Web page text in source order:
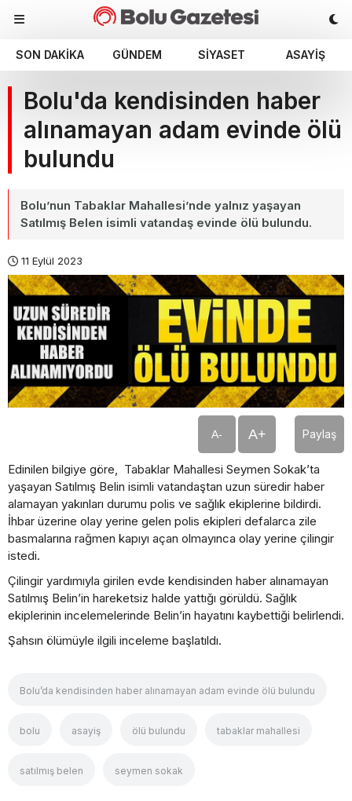
SON DAKIKA GÜNDEM SIYASET ASAYIŞ
Bolu'da kendisinden haber
alınamayan adam evinde ölü
bulundu
Bolu’nun Tabaklar Mahallesi’nde yalnız yaşayan
Satılmış Belen isimli vatandaş evinde ölü bulundu.
11 Eylül 2023
A- A+ Paylaş
Edinilen bilgiye göre, Tabaklar Mahallesi Seymen Sokak’ta
yaşayan Satılmış Belin isimli vatandaştan uzun süredir haber
alamayan yakınları durumu polis ve sağlık ekiplerine bildirdi.
İhbar üzerine olay yerine gelen polis ekipleri defalarca zile
basmalarına rağmen kapıyı açan olmayınca olay yerine çilingir
istedi.
Çilingir yardımıyla girilen evde kendisinden haber alınamayan
Satılmış Belin’in hareketsiz halde yattığı görüldü. Sağlık
ekiplerinin incelemelerinde Belin’in hayatını kaybettiği belirlendi.
Şahsın ölümüyle ilgili inceleme başlatıldı.
Bolu’da kendisinden haber alınamayan adam evinde ölü bulundu
bolu asayiş ölü bulundu tabaklar mahallesi
satılmış belen seymen sokak